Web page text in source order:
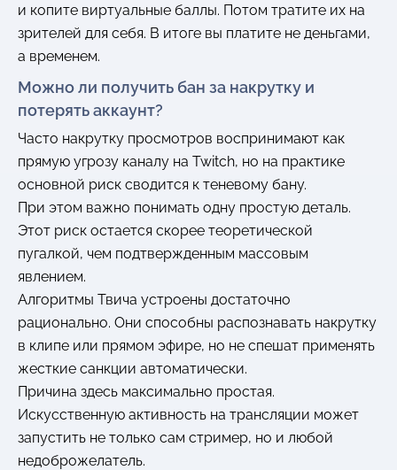
и копите виртуальные баллы. Потом тратите их на
зрителей для себя. В итоге вы платите не деньгами,
а временем.
Можно ли получить бан за накрутку и
потерять аккаунт?
Часто накрутку просмотров воспринимают как
прямую угрозу каналу на Twitch, но на практике
основной риск сводится к теневому бану.
При этом важно понимать одну простую деталь.
Этот риск остается скорее теоретической
пугалкой, чем подтвержденным массовым
явлением.
Алгоритмы Твича устроены достаточно
рационально. Они способны распознавать накрутку
в клипе или прямом эфире, но не спешат применять
жесткие санкции автоматически.
Причина здесь максимально простая.
Искусственную активность на трансляции может
запустить не только сам стример, но и любой
недоброжелатель.